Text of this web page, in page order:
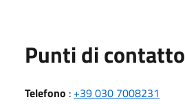
Punti di contatto
Telefono : +39 030 7008231